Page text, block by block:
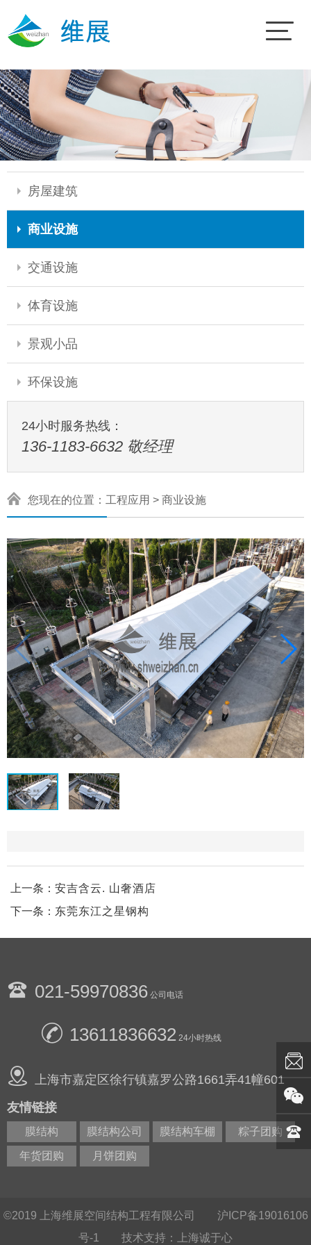
房屋建筑
商业设施
交通设施
体育设施
景观小品
环保设施
24小时服务热线：
136-1183-6632 敬经理
您现在的位置： 工程应用 > 商业设施
上一条： 安吉含云. 山奢酒店
下一条： 东莞东江之星钢构
021-59970836 公司电话
13611836632 24小时热线
上海市嘉定区徐行镇嘉罗公路1661弄41幢601
友情链接
膜结构 膜结构公司 膜结构车棚 粽子团购
年货团购 月饼团购
©2019 上海维展空间结构工程有限公司
沪ICP备19016106
号-1
技术支持：上海诚于心